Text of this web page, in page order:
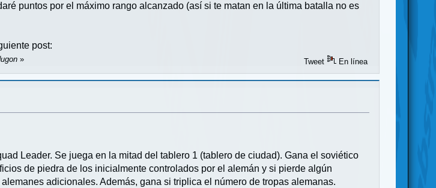
puntos por el máximo rango alcanzado (así si te matan en la última batalla no es
post:
» Tweet En línea
Leader. Se juega en la mitad del tablero 1 (tablero de ciudad). Gana el soviético
de piedra de los inicialmente controlados por el alemán y si pierde algún
adicionales. Además, gana si triplica el número de tropas alemanas.